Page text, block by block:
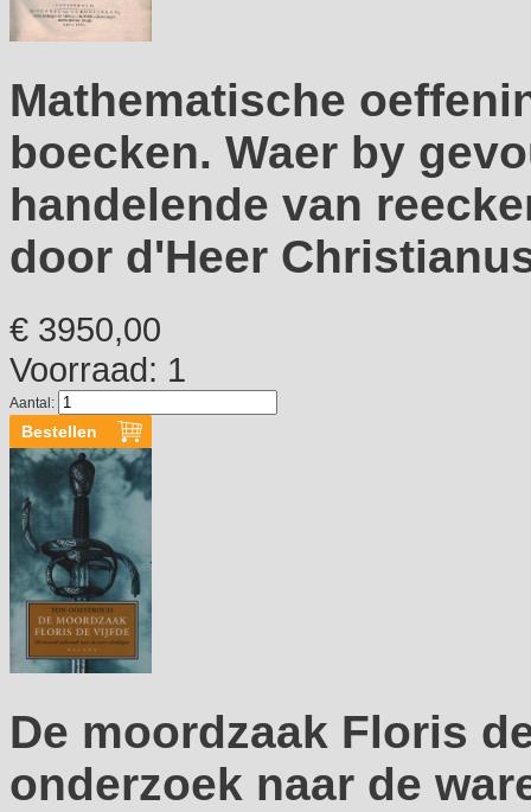
Mathematische
boecken. Waer by
handelende van
door d'Heer
€ 3950,00
Voorraad: 1
Aantal:
De moordzaak Floris
onderzoek naar de